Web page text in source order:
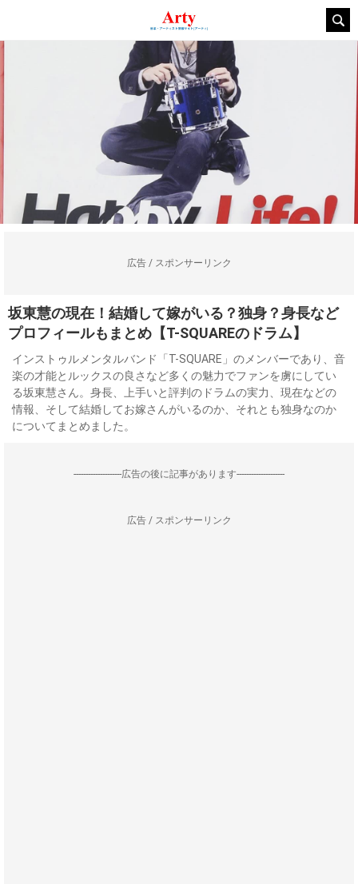
広告 / スポンサーリンク
坂東慧の現在！結婚して嫁がいる？独身？身長など
プロフィールもまとめ【T-SQUAREのドラム】
インストゥルメンタルバンド「T-SQUARE」のメンバーであり、音
楽の才能とルックスの良さなど多くの魅力でファンを虜にしてい
る坂東慧さん。身長、上手いと評判のドラムの実力、現在などの
情報、そして結婚してお嫁さんがいるのか、それとも独身なのか
についてまとめました。
--------------------広告の後に記事があります--------------------
広告 / スポンサーリンク